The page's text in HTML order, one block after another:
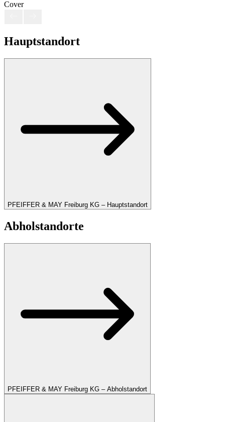
Cover
Hauptstandort
PFEIFFER & MAY Freiburg KG – Hauptstandort
Abholstandorte
PFEIFFER & MAY Freiburg KG – Abholstandort